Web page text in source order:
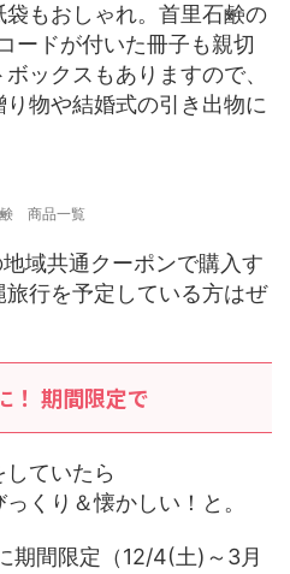
もおしゃれ。首里石鹸の
ードが付いた冊子も親切
ックスもありますので、
物や結婚式の引き出物に
商品一覧
域共通クーポンで購入す
行を予定している方はぜ
！ 期間限定で
ていたら
くり＆懐かしい！と。
期間限定（12/4(土)～3月